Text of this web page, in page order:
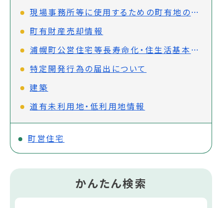
現場事務所等に使用するための町有地の借受について
町有財産売却情報
浦幌町公営住宅等長寿命化・住生活基本計画
特定開発行為の届出について
建築
道有未利用地・低利用地情報
町営住宅
かんたん検索